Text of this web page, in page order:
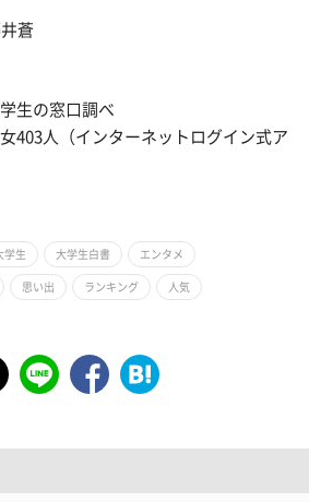
蒼
生の窓口調べ
403人（インターネットログイン式ア
学生 大学生白書 エンタメ
思い出 ランキング 人気